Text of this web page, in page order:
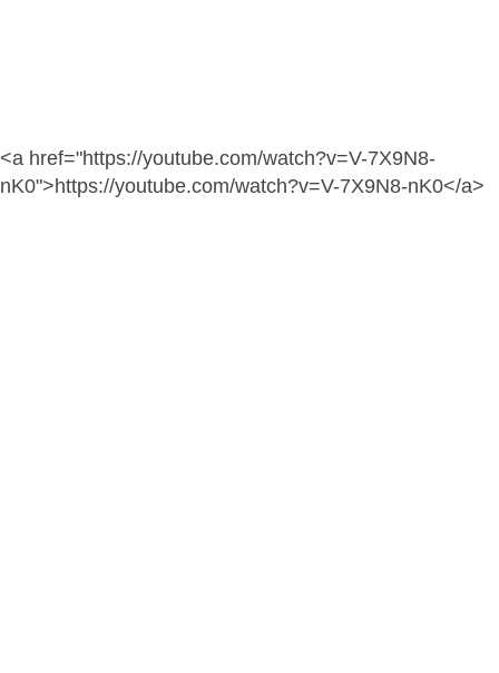
<a href="https://youtube.com/watch?v=V-7X9N8-
nK0">https://youtube.com/watch?v=V-7X9N8-nK0</a>